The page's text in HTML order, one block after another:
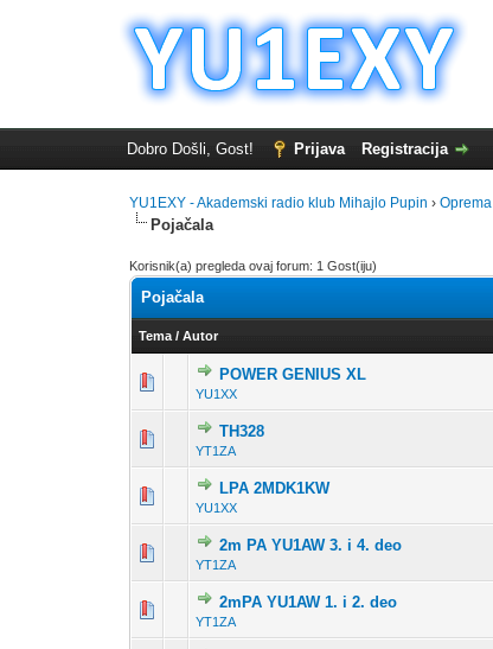
Dobro Došli, Gost! Prijava Registracija
YU1EXY - Akademski radio klub Mihajlo Pupin ›Oprema
Pojačala
Korisnik(a) pregleda ovaj forum: 1 Gost(iju)
Pojačala
Tema /Autor
POWER GENIUS XL
YU1XX
TH328
YT1ZA
LPA 2MDK1KW
YU1XX
2m PA YU1AW 3. i 4. deo
YT1ZA
2mPA YU1AW 1. i 2. deo
YT1ZA